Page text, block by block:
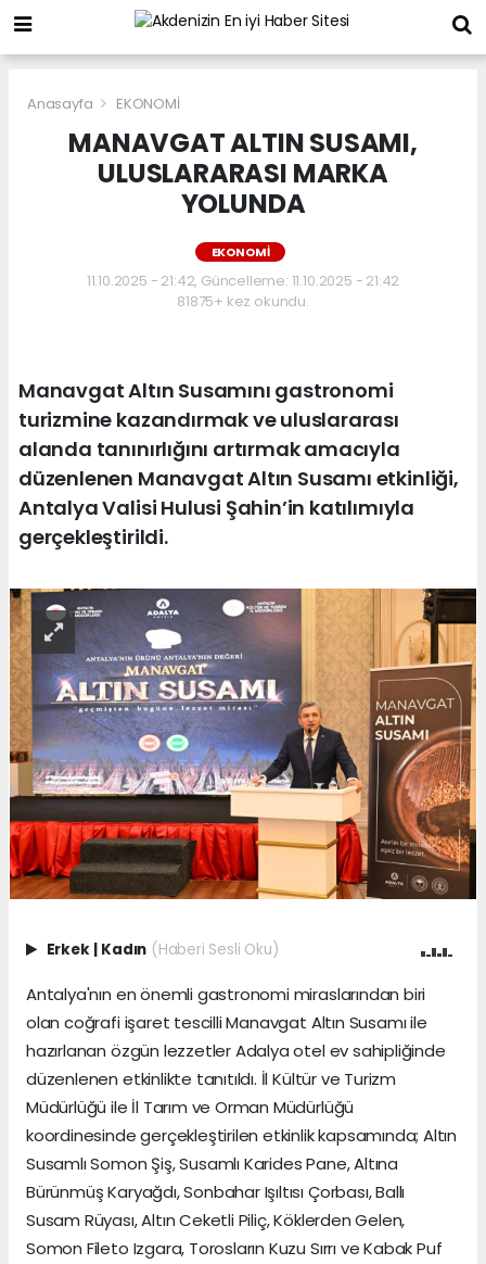
Anasayfa EKONOMİ
MANAVGAT ALTIN SUSAMI,
ULUSLARARASI MARKA
YOLUNDA
EKONOMİ
11.10.2025 - 21:42, Güncelleme: 11.10.2025 - 21:42
81875+ kez okundu.
Manavgat Altın Susamını gastronomi
turizmine kazandırmak ve uluslararası
alanda tanınırlığını artırmak amacıyla
düzenlenen Manavgat Altın Susamı etkinliği,
Antalya Valisi Hulusi Şahin’in katılımıyla
gerçekleştirildi.
Erkek Kadın (Haberi Sesli Oku)
Antalya'nın en önemli gastronomi miraslarından biri
olan coğrafi işaret tescilli Manavgat Altın Susamı ile
hazırlanan özgün lezzetler Adalya otel ev sahipliğinde
düzenlenen etkinlikte tanıtıldı. İl Kültür ve Turizm
Müdürlüğü ile İl Tarım ve Orman Müdürlüğü
koordinesinde gerçekleştirilen etkinlik kapsamında; Altın
Susamlı Somon Şiş, Susamlı Karides Pane, Altına
Bürünmüş Karyağdı, Sonbahar Işıltısı Çorbası, Ballı
Susam Rüyası, Altın Ceketli Piliç, Köklerden Gelen,
Somon Fileto Izgara, Torosların Kuzu Sırrı ve Kabak Puf